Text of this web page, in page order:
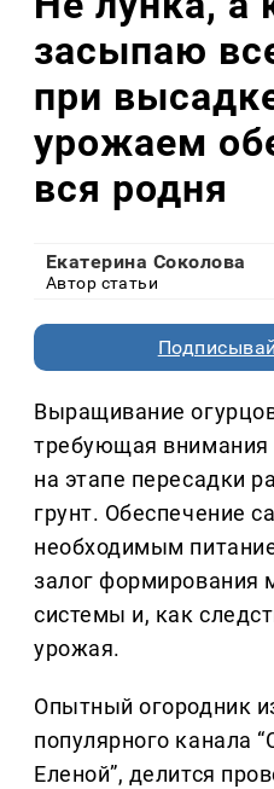
засыпаю
при
урожаем
вся родня
Екатерина Соколова
Автор статьи
Выращивание
требующая внимания
на этапе пересадки
грунт. Обеспечение
необходимым
залог формирования
системы и, как
урожая.
Опытный огородник
популярного канала
Еленой”, делится